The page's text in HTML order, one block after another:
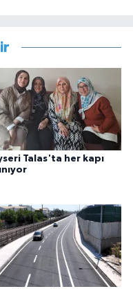
Talas'ta her kapı